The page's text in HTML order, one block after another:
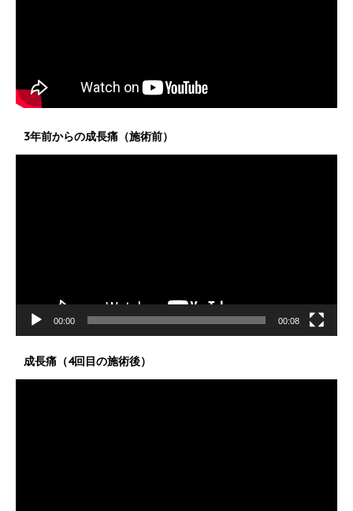
3年前からの成長痛（施術前）
00:00 00:08
成長痛（4回目の施術後）